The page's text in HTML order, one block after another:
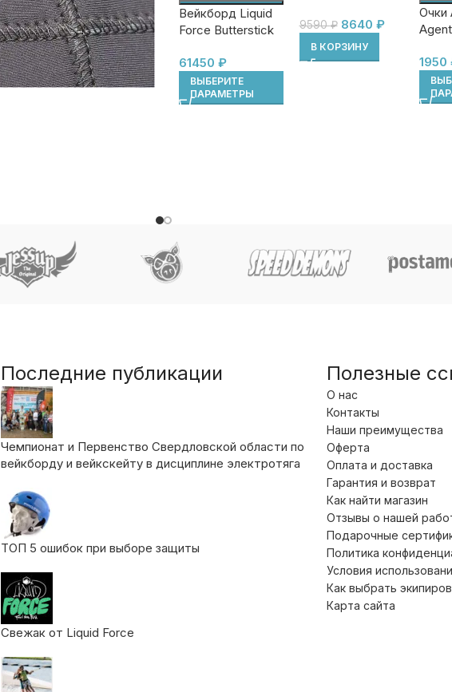
Вейкборд Liquid
Force Butterstick
61450 ₽
ВЫБЕРИТЕ
ПАРАМЕТРЫ
Маслкар 7.31″
9590₽ 8640 ₽
В КОРЗИНУ
Очки
Agent
1950
Последние публикации
Чемпионат и Первенство Свердловской области по
вейкборду и вейкскейту в дисциплине электротяга
ТОП 5 ошибок при выборе защиты
Свежак от Liquid Force
Полезные
О нас
Контакты
Наши преимущества
Оферта
Оплата и доставка
Гарантия и возврат
Как найти магазин
Отзывы о нашей
Подарочные
Политика
Условия
Как выбрать
Карта сайта